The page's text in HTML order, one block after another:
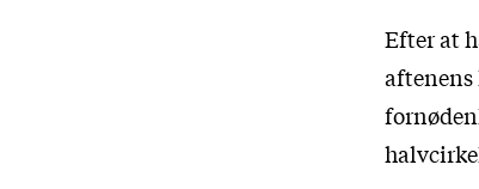
Efter at
aftenens